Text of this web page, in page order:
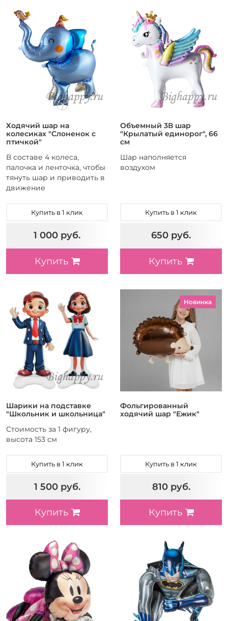
Ходячий шар на
колесиках "Слоненок с
птичкой"
В составе 4 колеса,
палочка и ленточка, чтобы
тянуть шар и приводить в
движение
Купить в 1 клик
1 000 руб.
Купить
Объемный 3В шар
"Крылатый единорог", 66
см
Шар наполняется
воздухом
Купить в 1 клик
650 руб.
Купить
Шарики на подставке
"Школьник и школьница"
Стоимость за 1 фигуру,
высота 153 см
Купить в 1 клик
1 500 руб.
Купить
Новинка
Фольгированный
ходячий шар "Ежик"
Купить в 1 клик
810 руб.
Купить